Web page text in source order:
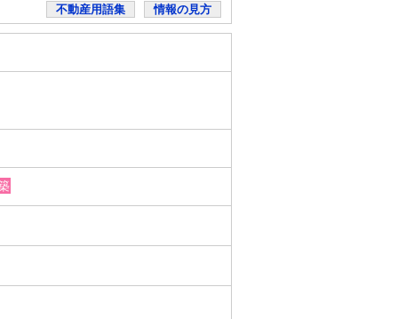
不動産用語集 情報の見方